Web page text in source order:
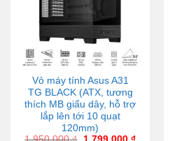
Vỏ máy tính Asus A31
TG BLACK (ATX, tương
thích MB giấu dây, hỗ trợ
lắp lên tới 10 quạt
120mm)